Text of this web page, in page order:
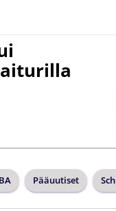
Pääuutiset